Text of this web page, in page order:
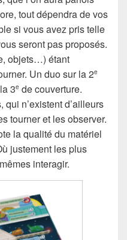
tout dépendra de vos
si vous avez pris telle
seront pas proposés.
objets…) étant
Un duo sur la 2e
3e de couverture.
n’existent d’ailleurs
tourner et les observer.
la qualité du matériel
justement les plus
interagir.